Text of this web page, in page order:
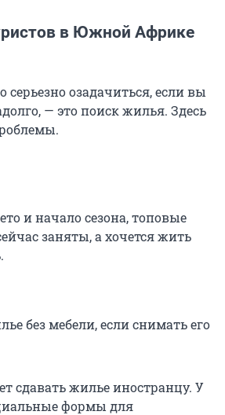
в Южной Африке
озадачиться, если вы
— это поиск жилья. Здесь
и начало сезона, топовые
заняты, а хочется жить
без мебели, если снимать его
сдавать жилье иностранцу. У
формы для